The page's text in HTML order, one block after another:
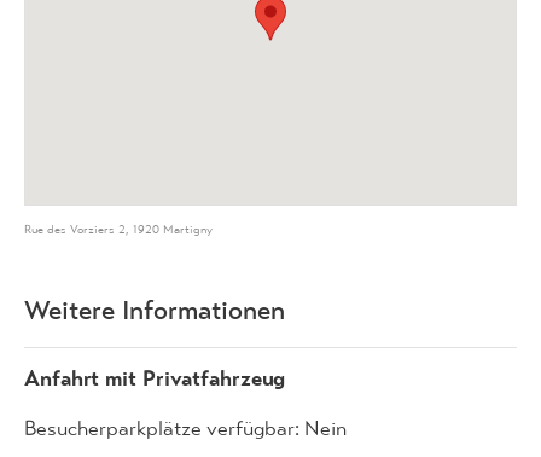
Rue des Vorziers 2, 1920 Martigny
Weitere Informationen
Anfahrt mit Privatfahrzeug
Besucherparkplätze verfügbar: Nein